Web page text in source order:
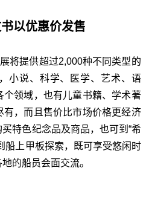
以优惠价发售
将提供超过2,000种不同类型的
小说、科学、医学、艺术、语
领域，也有儿童书籍、学术著
，而且售价比市场价格更经济
特色纪念品及商品，也可到“希
船上甲板探索，既可享受悠闲时
的船员会面交流。